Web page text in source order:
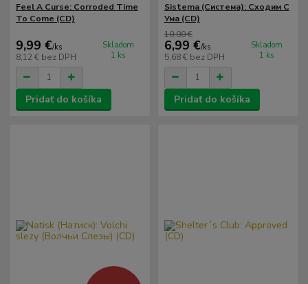
Feel A Curse: Corroded Time
To Come (CD)
9,99 €/ks
8,12 € bez DPH
Skladom
1 ks
Pridať do košíka
Sistema (Система): Сходим С
Ума (CD)
10,00 €
6,99 €/ks
5,68 € bez DPH
Skladom
1 ks
Pridať do košíka